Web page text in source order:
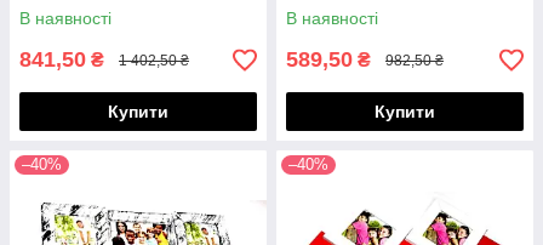
В наявності
841,50 ₴ 1 402,50 ₴
Купити
В наявності
589,50 ₴ 982,50 ₴
Купити
–40% –40%